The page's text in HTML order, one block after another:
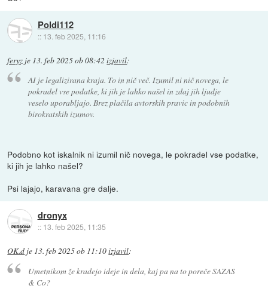
Poldi112
:: 13. feb 2025, 11:16
feryz je 13. feb 2025 ob 08:42 izjavil:
AI je legalizirana kraja. To in nič več. Izumil ni nič novega, le
pokradel vse podatke, ki jih je lahko našel in zdaj jih ljudje
veselo uporabljajo. Brez plačila avtorskih pravic in podobnih
birokratskih izumov.
Podobno kot iskalnik ni izumil nič novega, le pokradel vse podatke,
ki jih je lahko našel?
Psi lajajo, karavana gre dalje.
dronyx
:: 13. feb 2025, 11:35
OK.d je 13. feb 2025 ob 11:10izjavil:
Umetnikom že kradejo ideje in dela, kaj pa na to poreče SAZAS
& Co?